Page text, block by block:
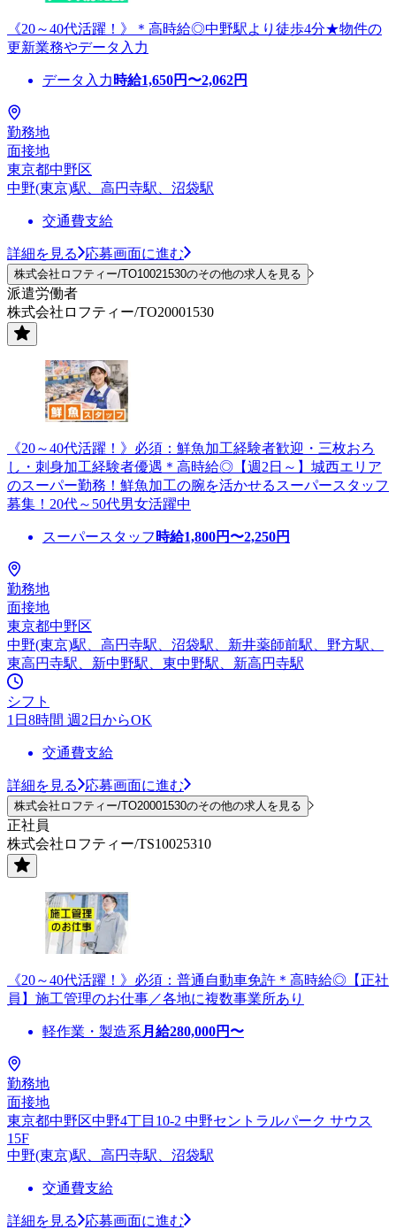
《20～40代活躍！》＊高時給◎中野駅より徒歩4分★物件の
更新業務やデータ入力
データ入力 時給1,650円〜2,062円
勤務地
面接地
東京都中野区
中野(東京)駅、高円寺駅、沼袋駅
交通費支給
詳細を見る 応募画面に進む
株式会社ロフティー/TO10021530のその他の求人を見る
派遣労働者
株式会社ロフティー/TO20001530
《20～40代活躍！》必須：鮮魚加工経験者歓迎・三枚おろ
し・刺身加工経験者優遇＊高時給◎【週2日～】城西エリア
のスーパー勤務！鮮魚加工の腕を活かせるスーパースタッフ
募集！20代～50代男女活躍中
スーパースタッフ 時給1,800円〜2,250円
勤務地
面接地
東京都中野区
中野(東京)駅、高円寺駅、沼袋駅、新井薬師前駅、野方駅、
東高円寺駅、新中野駅、東中野駅、新高円寺駅
シフト
1日8時間 週2日からOK
交通費支給
詳細を見る 応募画面に進む
株式会社ロフティー/TO20001530のその他の求人を見る
正社員
株式会社ロフティー/TS10025310
《20～40代活躍！》必須：普通自動車免許＊高時給◎【正社
員】施工管理のお仕事／各地に複数事業所あり
軽作業・製造系 月給280,000円〜
勤務地
面接地
東京都中野区中野4丁目10-2 中野セントラルパーク サウス
15F
中野(東京)駅、高円寺駅、沼袋駅
交通費支給
詳細を見る
応募画面に進む